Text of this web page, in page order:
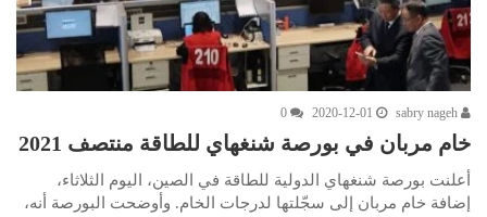
2020-12-01
0
خام مربان في بورصة شنغهاي للطاقة منتصف 2021
أعلنت بورصة شنغهاي الدولية للطاقة في الصين، اليوم الثلاثاء،
إضافة خام مربان إلى سجّلتها لدرجات الخام. وأوضحت البورصة أنه،